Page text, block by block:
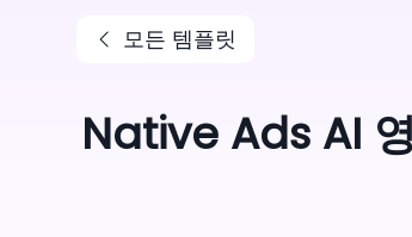
모든 템플릿
Native Ads AI